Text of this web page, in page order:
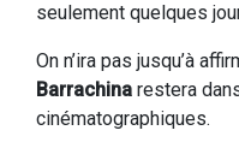
seulement quelques
On n’ira pas jusqu’à
Barrachina restera
cinématographiques.